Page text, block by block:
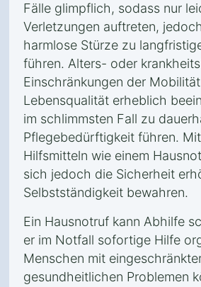
Fälle glimpflich, sodass nur
Verletzungen auftreten,
harmlose Stürze zu
führen. Alters- oder
Einschränkungen der
Lebensqualität erheblich
im schlimmsten Fall zu
Pflegebedürftigkeit führen.
Hilfsmitteln wie einem
sich jedoch die Sicherheit
Selbstständigkeit bewahren.
Ein Hausnotruf kann Abhilfe
er im Notfall sofortige Hilfe
Menschen mit
gesundheitlichen Problemen